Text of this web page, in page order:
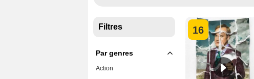
Filtres
Par genres
Action
16